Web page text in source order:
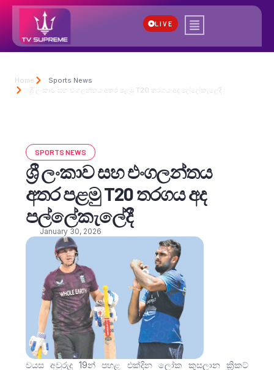
LIVE
Home
Sports News
ශ්‍රී ලංකාව සහ එංගලන්තය අතර පළමු T20 තරගය අද පල්ලේකැලේදී
SPORTS NEWS
ශ්‍රී ලංකාව සහ එංගලන්තය
අතර පළමු T20 තරගය අද
පල්ලේකැලේදී
January 30, 2026
වයස අවුරුදු 19න් පහළ එක්දින ලෝක කුසලාන ක්‍රිකට්